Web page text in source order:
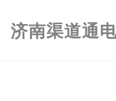
济南渠道通